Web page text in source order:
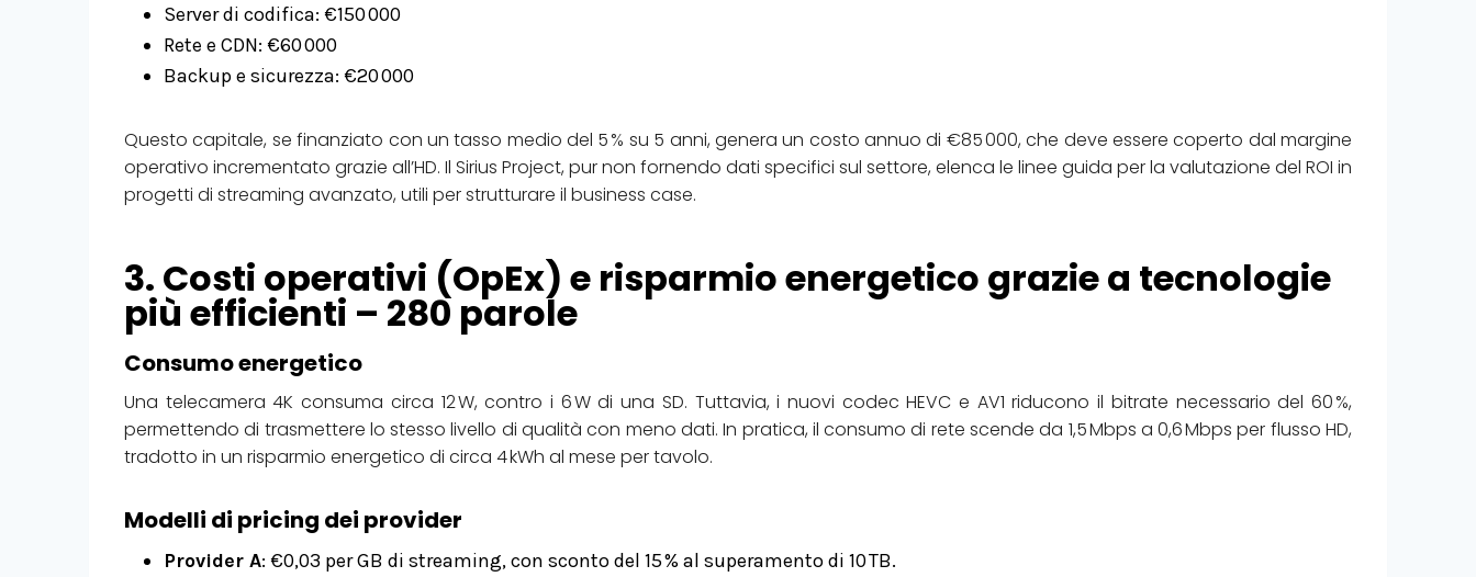
Server di codifica: €150 000
Rete e CDN: €60 000
Backup e sicurezza: €20 000
Questo capitale, se finanziato con un tasso medio del 5 % su 5 anni, genera un costo annuo di €85 000, che deve essere coperto dal margine
operativo incrementato grazie all’HD. Il Sirius Project, pur non fornendo dati specifici sul settore, elenca le linee guida per la valutazione del ROI in
progetti di streaming avanzato, utili per strutturare il business case.
3. Costi operativi (OpEx) e risparmio energetico grazie a tecnologie
più efficienti – 280 parole
Consumo energetico
Una telecamera 4K consuma circa 12 W, contro i 6 W di una SD. Tuttavia, i nuovi codec HEVC e AV1 riducono il bitrate necessario del 60 %,
permettendo di trasmettere lo stesso livello di qualità con meno dati. In pratica, il consumo di rete scende da 1,5 Mbps a 0,6 Mbps per flusso HD,
tradotto in un risparmio energetico di circa 4 kWh al mese per tavolo.
Modelli di pricing dei provider
Provider A: €0,03 per GB di streaming, con sconto del 15 % al superamento di 10 TB.